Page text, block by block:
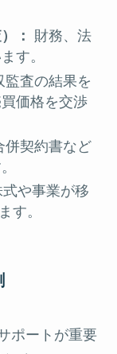
：
財務、法
す。
監査の結果を
価格を交渉
併契約書など
や事業が移
す。
ポートが重要